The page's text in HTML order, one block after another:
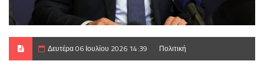
Δευτέρα 06 Ιουλίου 2026 14:39 Πολιτική